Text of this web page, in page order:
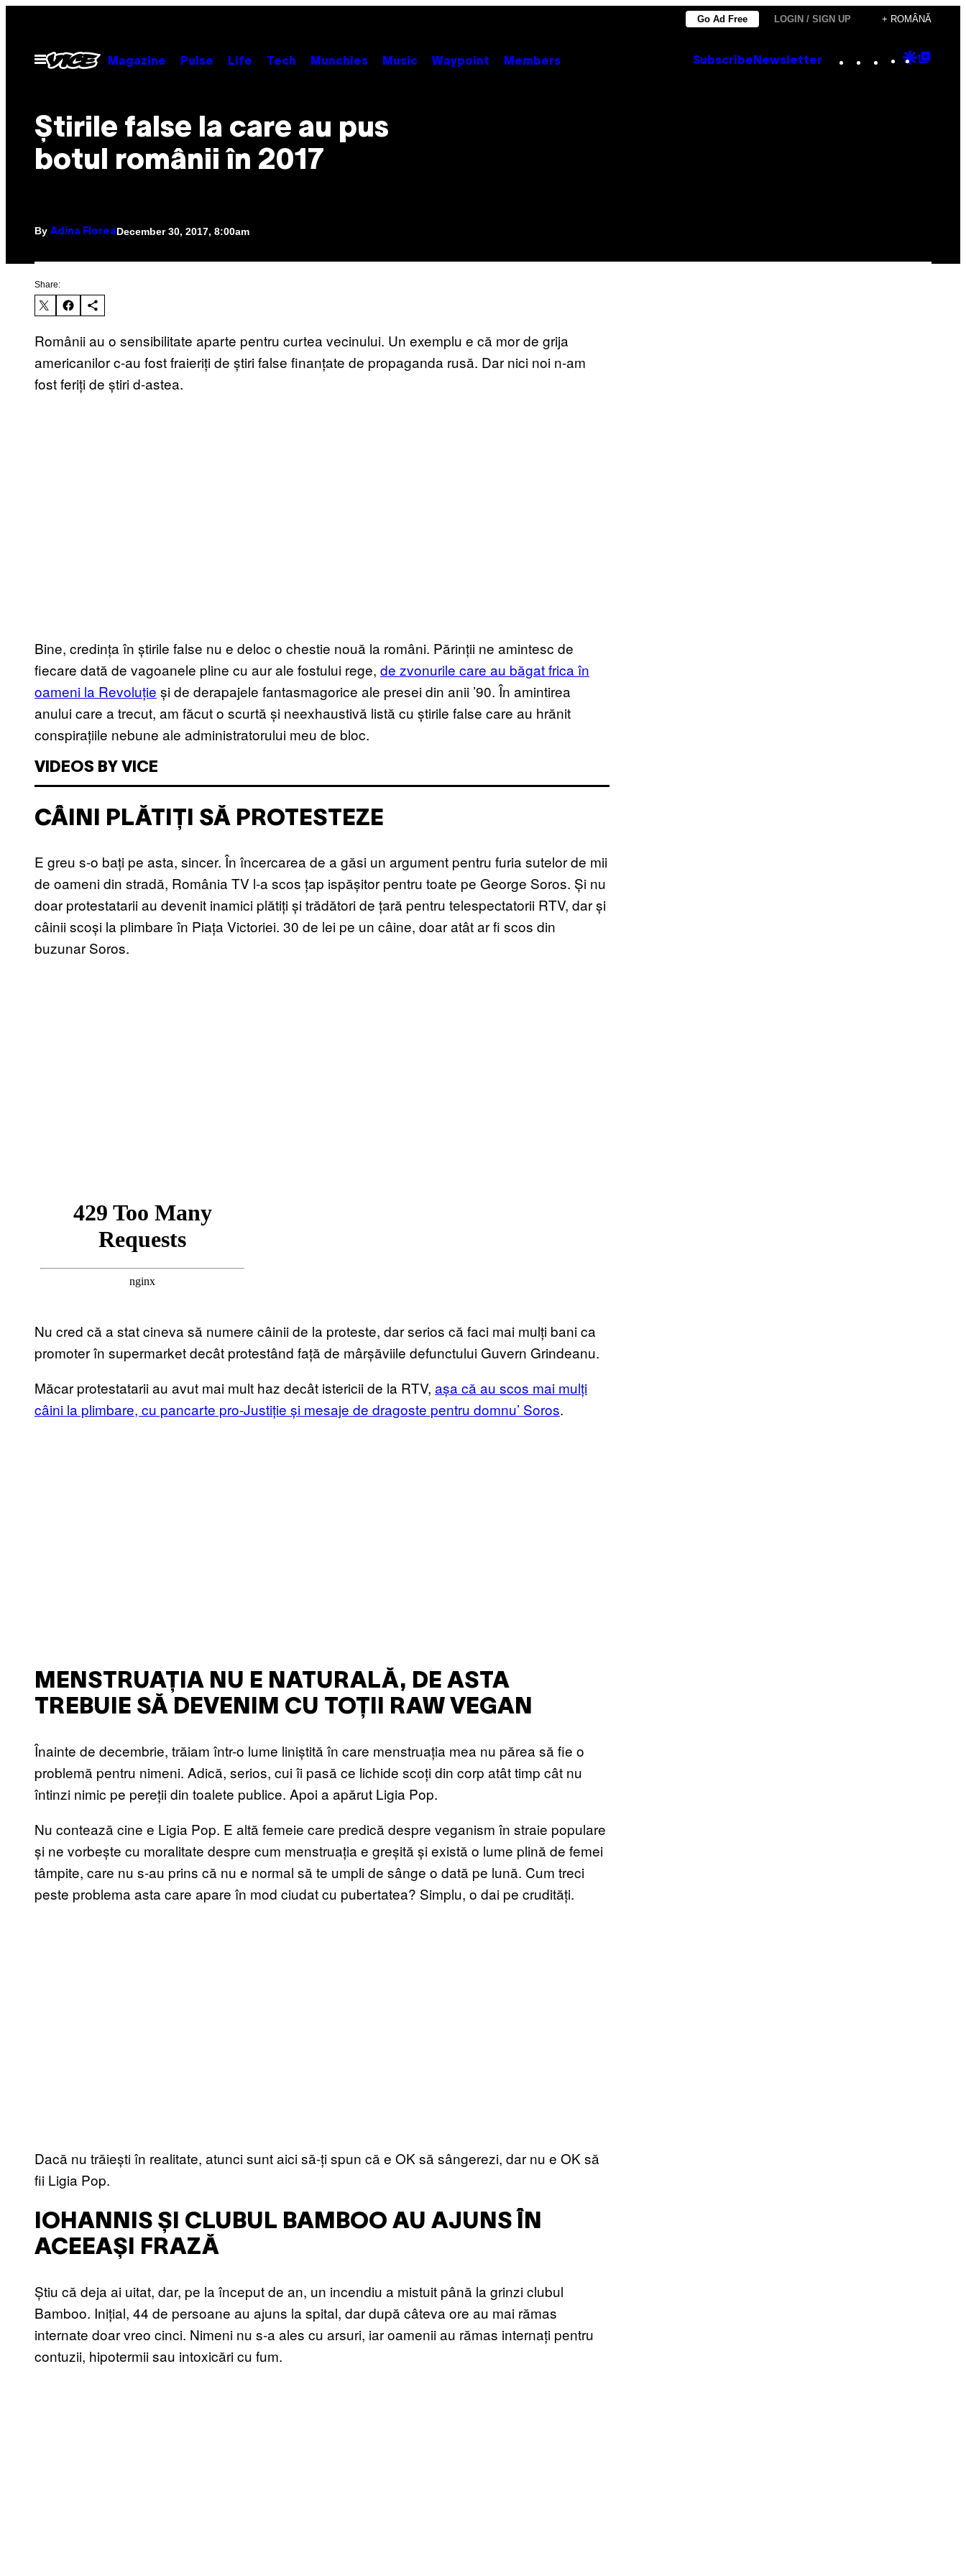
content
Go Ad Free LOGIN / SIGN UP + ROMÂNĂ
Open
Menu
Magazine Pulse Life Tech Munchies Music Waypoint Members Subscribe Newsletter Instagram
TikTok
YouTube
Google
Știrile false la care au pus
botul românii în 2017
By Adina FloreaDecember 30, 2017, 8:00am
Share:
Românii au o sensibilitate aparte pentru curtea vecinului. Un exemplu e că mor de grija
americanilor c-au fost fraieriți de știri false finanțate de propaganda rusă. Dar nici noi n-am
fost feriți de știri d-astea.
Bine, credința în știrile false nu e deloc o chestie nouă la români. Părinții ne amintesc de
fiecare dată de vagoanele pline cu aur ale fostului rege, de zvonurile care au băgat frica în
oameni la Revoluție și de derapajele fantasmagorice ale presei din anii ’90. În amintirea
anului care a trecut, am făcut o scurtă și neexhaustivă listă cu știrile false care au hrănit
conspirațiile nebune ale administratorului meu de bloc.
VIDEOS BY VICE
CÂINI PLĂTIȚI SĂ PROTESTEZE
E greu s-o bați pe asta, sincer. În încercarea de a găsi un argument pentru furia sutelor de mii
de oameni din stradă, România TV l-a scos țap ispășitor pentru toate pe George Soros. Și nu
doar protestatarii au devenit inamici plătiți și trădători de țară pentru telespectatorii RTV, dar și
câinii scoși la plimbare în Piața Victoriei. 30 de lei pe un câine, doar atât ar fi scos din
buzunar Soros.
Nu cred că a stat cineva să numere câinii de la proteste, dar serios că faci mai mulți bani ca
promoter în supermarket decât protestând față de mârșăviile defunctului Guvern Grindeanu.
Măcar protestatarii au avut mai mult haz decât istericii de la RTV, așa că au scos mai mulți
câini la plimbare, cu pancarte pro-Justiție și mesaje de dragoste pentru domnu’ Soros.
MENSTRUAȚIA NU E NATURALĂ, DE ASTA
TREBUIE SĂ DEVENIM CU TOȚII RAW VEGAN
Înainte de decembrie, trăiam într-o lume liniștită în care menstruația mea nu părea să fie o
problemă pentru nimeni. Adică, serios, cui îi pasă ce lichide scoți din corp atât timp cât nu
întinzi nimic pe pereții din toalete publice. Apoi a apărut Ligia Pop.
Nu contează cine e Ligia Pop. E altă femeie care predică despre veganism în straie populare
și ne vorbește cu moralitate despre cum menstruația e greșită și există o lume plină de femei
tâmpite, care nu s-au prins că nu e normal să te umpli de sânge o dată pe lună. Cum treci
peste problema asta care apare în mod ciudat cu pubertatea? Simplu, o dai pe crudități.
Dacă nu trăiești în realitate, atunci sunt aici să-ți spun că e OK să sângerezi, dar nu e OK să
fii Ligia Pop.
IOHANNIS ȘI CLUBUL BAMBOO AU AJUNS ÎN
ACEEAȘI FRAZĂ
Știu că deja ai uitat, dar, pe la început de an, un incendiu a mistuit până la grinzi clubul
Bamboo. Inițial, 44 de persoane au ajuns la spital, dar după câteva ore au mai rămas
internate doar vreo cinci. Nimeni nu s-a ales cu arsuri, iar oamenii au rămas internați pentru
contuzii, hipotermii sau intoxicări cu fum.